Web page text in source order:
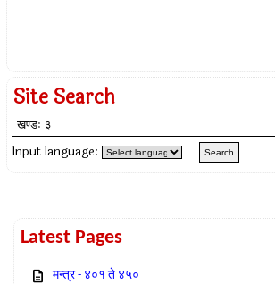
Site Search
Input language:
Latest Pages
मन्त्र - ४०१ ते ४५०